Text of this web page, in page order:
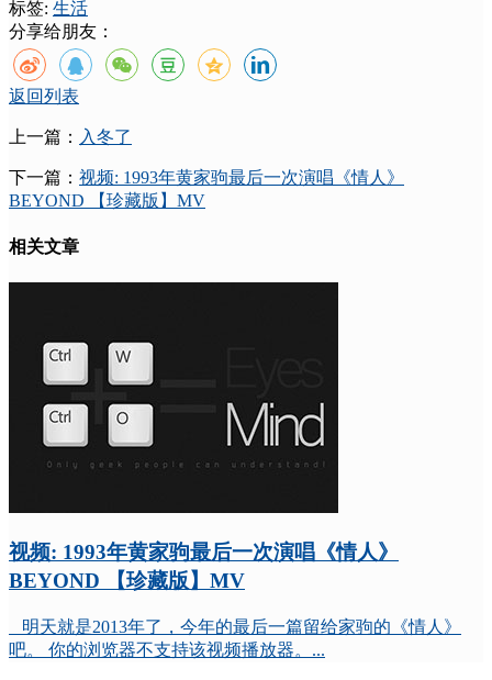
标签: 生活
分享给朋友：
返回列表
上一篇： 入冬了
下一篇： 视频: 1993年黄家驹最后一次演唱《情人》
BEYOND 【珍藏版】MV
相关文章
视频: 1993年黄家驹最后一次演唱《情人》
BEYOND 【珍藏版】MV
明天就是2013年了，今年的最后一篇留给家驹的《情人》
吧。 你的浏览器不支持该视频播放器。...